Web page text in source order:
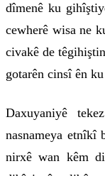
dîmenê ku
cewherê wisa ne
civakê de
gotarên cinsî ên
Daxuyaniyê
nasnameya etnîkî
nirxê wan kêm